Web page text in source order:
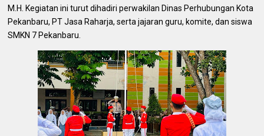
M.H. Kegiatan ini turut dihadiri perwakilan Dinas Perhubungan Kota
Pekanbaru, PT Jasa Raharja, serta jajaran guru, komite, dan siswa
SMKN 7 Pekanbaru.